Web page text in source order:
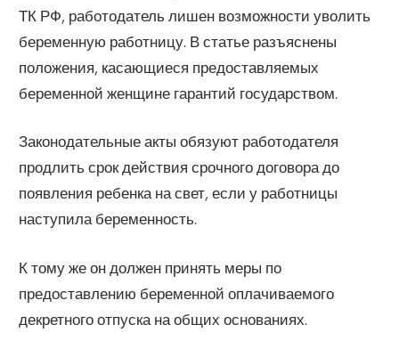
ТК РФ, работодатель лишен возможности уволить
беременную работницу. В статье разъяснены
положения, касающиеся предоставляемых
беременной женщине гарантий государством.
Законодательные акты обязуют работодателя
продлить срок действия срочного договора до
появления ребенка на свет, если у работницы
наступила беременность.
К тому же он должен принять меры по
предоставлению беременной оплачиваемого
декретного отпуска на общих основаниях.